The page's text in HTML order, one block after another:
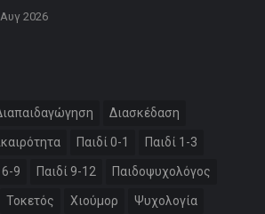
2026
Διασκέδαση
Παιδί 0-1 Παιδί 1-3
6-9 Παιδί 9-12 Παιδοψυχολόγος
Τοκετός Χιούμορ Ψυχολογία